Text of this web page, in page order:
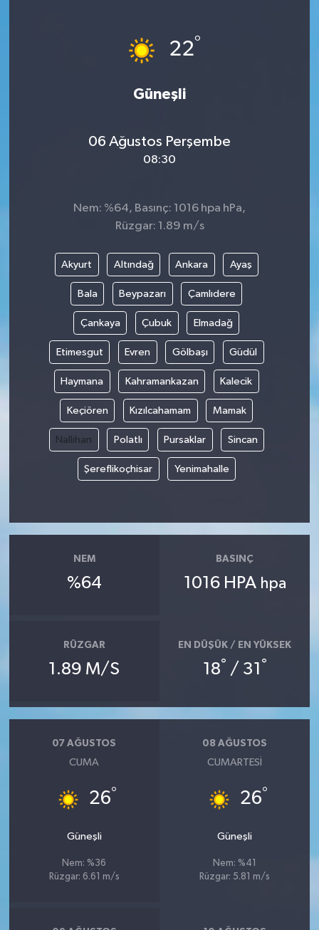
22°
Güneşli
06 Ağustos Perşembe
08:30
Nem: %64, Basınç: 1016 hpa hPa,
Rüzgar: 1.89 m/s
Akyurt Altındağ Ankara Ayaş
Bala Beypazarı Çamlıdere
Çankaya Çubuk Elmadağ
Etimesgut Evren Gölbaşı Güdül
Haymana Kahramankazan Kalecik
Keçiören Kızılcahamam Mamak
Nallıhan Polatlı Pursaklar Sincan
Şereflikoçhisar Yenimahalle
NEM
%64
BASINÇ
1016 HPA hpa
RÜZGAR
1.89 M/S
EN DÜŞÜK / EN YÜKSEK
18° / 31 °
07 AĞUSTOS
CUMA
26°
Güneşli
Nem: %36
Rüzgar: 6.61 m/s
08 AĞUSTOS
CUMARTESI
26°
Güneşli
Nem: %41
Rüzgar: 5.81 m/s